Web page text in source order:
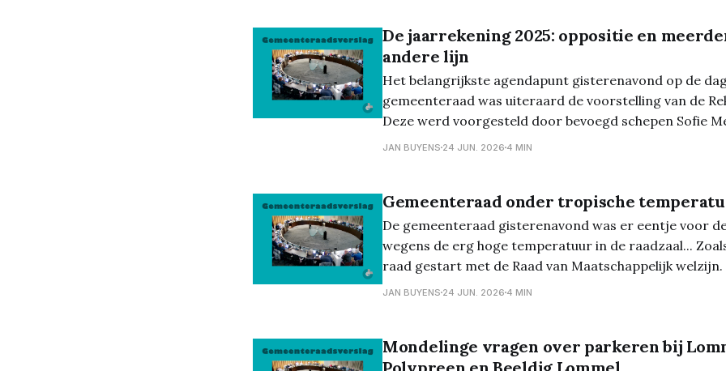
De jaarrekening 2025: oppositie en
andere lijn
Het belangrijkste agendapunt gisterenavond op de
gemeenteraad was uiteraard de voorstelling van de
Deze werd voorgesteld door bevoegd schepen Sofie
Belangrijkste punt dat ze aanhaalde was de
JAN BUYENS 24 JUN. 2026 4 MIN
Gemeenteraad onder tropische
De gemeenteraad gisterenavond was er eentje voor
wegens de erg hoge temperatuur in de raadzaal...
raad gestart met de Raad van Maatschappelijk
punt i.v.m. Cipal kwam Kris Verduyckt (Samen Vooruit)
JAN BUYENS 24 JUN. 2026 4 MIN
Mondelinge vragen over parkeren bij